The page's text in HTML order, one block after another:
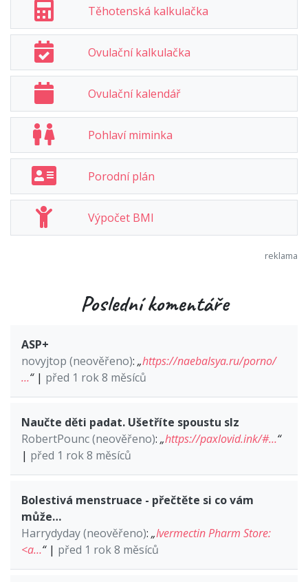
Těhotenská kalkulačka
Ovulační kalkulačka
Ovulační kalendář
Pohlaví miminka
Porodní plán
Výpočet BMI
Poslední komentáře
ASP+
novyjtop (neověřeno): „https://naebalsya.ru/porno/
…“| před 1 rok 8 měsíců
Naučte děti padat. Ušetříte spoustu slz
RobertPounc (neověřeno): „https://paxlovid.ink/#…“
| před 1 rok 8 měsíců
Bolestivá menstruace - přečtěte si co vám
může…
Harrydyday (neověřeno): „Ivermectin Pharm Store:
<a…“| před 1 rok 8 měsíců